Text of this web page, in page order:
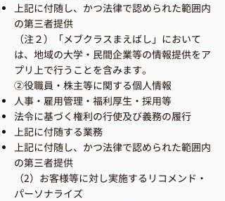
上記に付随し、かつ法律で認められた範囲内
の第三者提供
（注２）「メブクラスまえばし」において
は、地域の大学・民間企業等の情報提供をア
プリ上で行うことを含みます。
②役職員・株主等に関する個人情報
人事・雇用管理・福利厚生・採用等
法令に基づく権利の行使及び義務の履行
上記に付随する業務
上記に付随し、かつ法律で認められた範囲内
の第三者提供
（2）お客様等に対し実施するリコメンド・
パーソナライズ